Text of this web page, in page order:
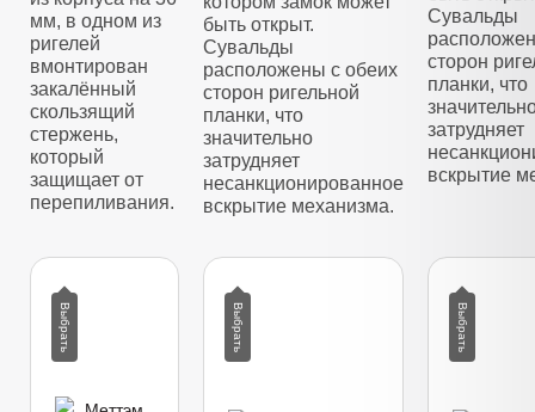
мм, в одном из
ригелей
вмонтирован
закалённый
скользящий
стержень,
который
защищает от
перепиливания.
быть открыт.
Сувальды
расположены с обеих
сторон ригельной
планки, что
значительно
затрудняет
несанкционированное
вскрытие механизма.
Сувальды
сторон
планки, что
затрудняет
вскрытие